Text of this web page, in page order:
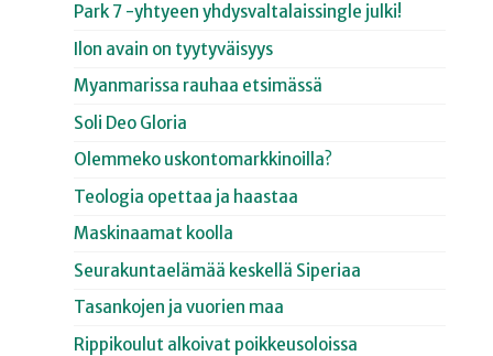
Park 7 -yhtyeen yhdysvaltalaissingle julki!
Ilon avain on tyytyväisyys
Myanmarissa rauhaa etsimässä
Soli Deo Gloria
Olemmeko uskontomarkkinoilla?
Teologia opettaa ja haastaa
Maskinaamat koolla
Seurakuntaelämää keskellä Siperiaa
Tasankojen ja vuorien maa
Rippikoulut alkoivat poikkeusoloissa